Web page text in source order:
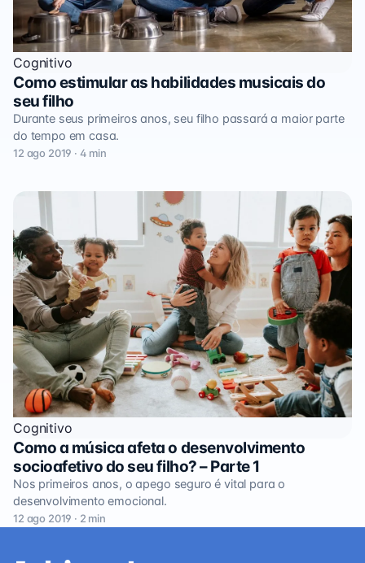
Cognitivo
Como estimular as habilidades musicais do
seu filho
Durante seus primeiros anos, seu filho passará a maior parte
do tempo em casa.
12 ago 2019 · 4 min
Cognitivo
Como a música afeta o desenvolvimento
socioafetivo do seu filho? – Parte 1
Nos primeiros anos, o apego seguro é vital para o
desenvolvimento emocional.
12 ago 2019 · 2 min